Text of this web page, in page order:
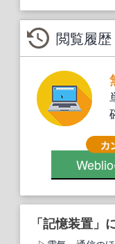
閲覧履歴
「記憶装置」